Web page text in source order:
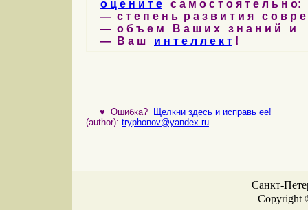
о ц е н и т е с а м о с т о я т е л ь н о:
— с т е п е н ь р а з в и т и я с о в р
— о б ъ е м В а ш и х з н а н и й и
— В а ш и н т е л л е к т !
♥ Ошибка?
Щелкни здесь и исправь ее!
(author): tryphonov@yandex.ru
Санкт-
Copyright